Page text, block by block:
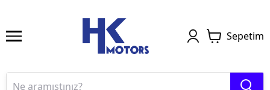
Sepetim